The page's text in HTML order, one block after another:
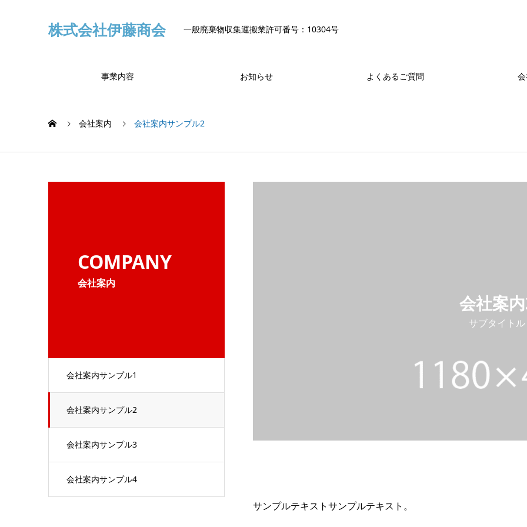
株式会社伊藤商会 一般廃棄物収集運搬業許可番号：10304号
事業内容 お知らせ よくあるご質問
会社案内 会社案内サンプル2
COMPANY
会社案内
会社案内サンプル1
会社案内サンプル2
会社案内サンプル3
会社案内サンプル4
会社案
サブタイトル
サンプルテキストサンプルテキスト。